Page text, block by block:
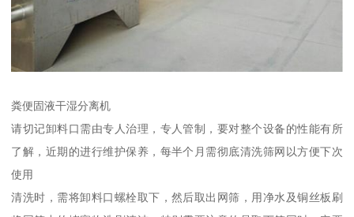
粪便固液干湿分离机
请切记卸料口需由专人治理，专人管制，要对整个设备的性能有所
了解，近期的进行维护保养，每半个月需彻底清洗筛网以方便下次
使用
清洗时，需将卸料口螺栓取下，然后取出网筛，用净水及铜丝板刷